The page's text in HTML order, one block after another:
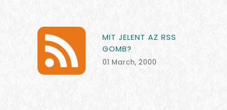
MIT JELENT AZ RSS
GOMB?
01 March, 2000